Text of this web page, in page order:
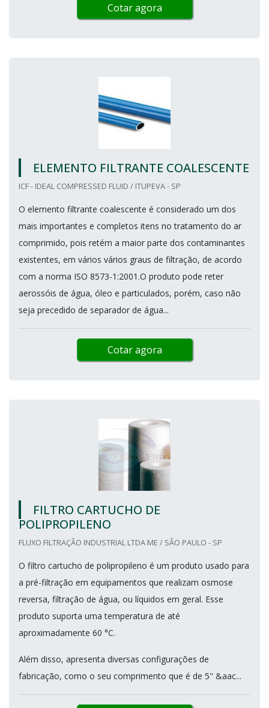
Cotar agora
ELEMENTO FILTRANTE COALESCENTE
ICF - IDEAL COMPRESSED FLUID / ITUPEVA - SP
O elemento filtrante coalescente é considerado um dos
mais importantes e completos itens no tratamento do ar
comprimido, pois retém a maior parte dos contaminantes
existentes, em vários vários graus de filtração, de acordo
com a norma ISO 8573-1:2001.O produto pode reter
aerossóis de água, óleo e particulados, porém, caso não
seja precedido de separador de água...
Cotar agora
FILTRO CARTUCHO DE
POLIPROPILENO
FLUXO FILTRAÇÃO INDUSTRIAL LTDA ME / SÃO PAULO - SP
O filtro cartucho de polipropileno é um produto usado para
a pré-filtração em equipamentos que realizam osmose
reversa, filtração de água, ou líquidos em geral. Esse
produto suporta uma temperatura de até
aproximadamente 60 °C.
Além disso, apresenta diversas configurações de
fabricação, como o seu comprimento que é de 5" &aac...